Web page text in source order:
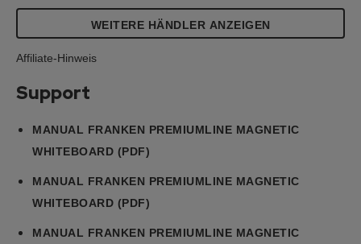
WEITERE HÄNDLER ANZEIGEN
Affiliate-Hinweis
Support
MANUAL FRANKEN PREMIUMLINE MAGNETIC
WHITEBOARD (PDF)
MANUAL FRANKEN PREMIUMLINE MAGNETIC
WHITEBOARD (PDF)
MANUAL FRANKEN PREMIUMLINE MAGNETIC